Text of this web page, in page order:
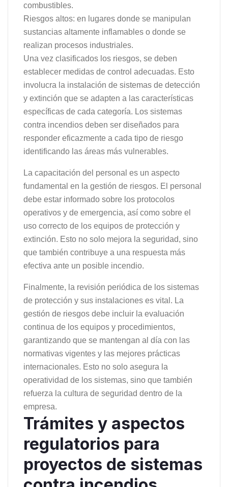
combustibles.
Riesgos altos: en lugares donde se manipulan
sustancias altamente inflamables o donde se
realizan procesos industriales.
Una vez clasificados los riesgos, se deben
establecer medidas de control adecuadas. Esto
involucra la instalación de sistemas de detección
y extinción que se adapten a las características
específicas de cada categoría. Los sistemas
contra incendios deben ser diseñados para
responder eficazmente a cada tipo de riesgo
identificando las áreas más vulnerables.
La capacitación del personal es un aspecto
fundamental en la gestión de riesgos. El personal
debe estar informado sobre los protocolos
operativos y de emergencia, así como sobre el
uso correcto de los equipos de protección y
extinción. Esto no solo mejora la seguridad, sino
que también contribuye a una respuesta más
efectiva ante un posible incendio.
Finalmente, la revisión periódica de los sistemas
de protección y sus instalaciones es vital. La
gestión de riesgos debe incluir la evaluación
continua de los equipos y procedimientos,
garantizando que se mantengan al día con las
normativas vigentes y las mejores prácticas
internacionales. Esto no solo asegura la
operatividad de los sistemas, sino que también
refuerza la cultura de seguridad dentro de la
empresa.
Trámites y aspectos
regulatorios para
proyectos de sistemas